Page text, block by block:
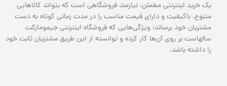
یک خرید اینترنتی مطمئن، نیازمند فروشگاهی است که بتواند کالاهایی
متنوع، باکیفیت و دارای قیمت مناسب را در مدت زمانی کوتاه به دست
مشتریان خود برساند؛ ویژگی‌هایی که فروشگاه اینترنتی جیمومارکت
سالهاست بر روی آن‌ها کار کرده و توانسته از این طریق مشتریان ثابت خود
را داشته باشد.